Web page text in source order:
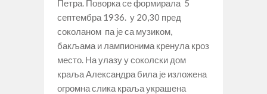
Петра. Поворка се формирала 5
септембра 1936. у 20,30 пред
соколаном па је са музиком,
бакљама и лампионима кренула кроз
место. На улазу у соколски дом
краља Александра била је изложена
огромна слика краља украшена